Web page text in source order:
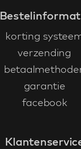
korting
verzending
garantie
facebook